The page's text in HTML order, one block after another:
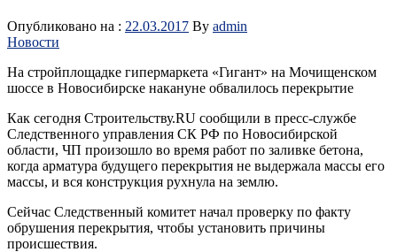
Опубликовано на : 22.03.2017 By admin
Новости
На стройплощадке гипермаркета «Гигант» на Мочищенском
шоссе в Новосибирске накануне обвалилось перекрытие
Как сегодня Строительству.RU сообщили в пресс-службе
Следственного управления СК РФ по Новосибирской
области, ЧП произошло во время работ по заливке бетона,
когда арматура будущего перекрытия не выдержала массы его
массы, и вся конструкция рухнула на землю.
Сейчас Следственный комитет начал проверку по факту
обрушения перекрытия, чтобы установить причины
происшествия.